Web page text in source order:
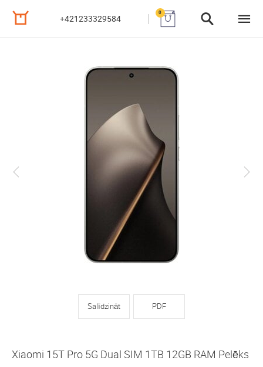
+421233329584
0
Salīdzināt PDF
Xiaomi 15T Pro 5G Dual SIM 1TB 12GB RAM Pelēks